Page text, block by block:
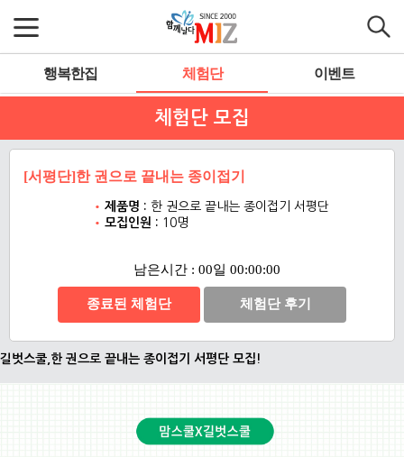
행복한집 체험단 이벤트
체험단 모집
[서평단]한 권으로 끝내는 종이접기
제품명 : 한 권으로 끝내는 종이접기 서평단
모집인원 : 10명
남은시간 : 00일 00:00:00
종료된 체험단 체험단 후기
길벗스쿨,한 권으로 끝내는 종이접기 서평단 모집!